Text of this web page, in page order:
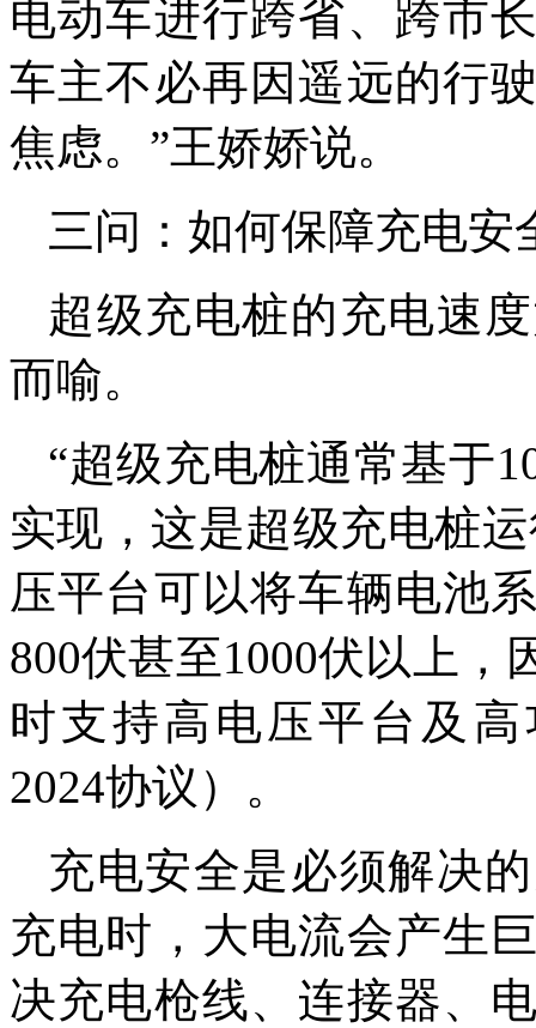
电动车进行跨省、跨市
车主不必再因遥远的行
焦虑。”王娇娇说。
三问：如何保障充电安
超级充电桩的充电速
而喻。
“超级充电桩通常基于
实现，这是超级充电桩
压平台可以将车辆电池
800伏甚至1000伏以上
时支持高电压平台及高
2024协议）。
充电安全是必须解决
充电时，大电流会产生
决充电枪线、连接器、